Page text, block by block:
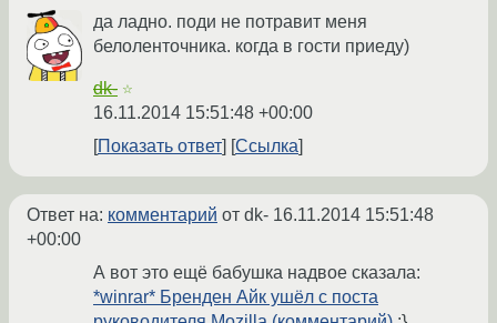
да ладно. поди не потравит меня
белоленточника. когда в гости приеду)
dk- ☆
16.11.2014 15:51:48 +00:00
Показать ответ
Ссылка
Ответ на: комментарий от dk- 16.11.2014 15:51:48
+00:00
А вот это ещё бабушка надвое сказала:
*winrar* Бренден Айк ушёл с поста